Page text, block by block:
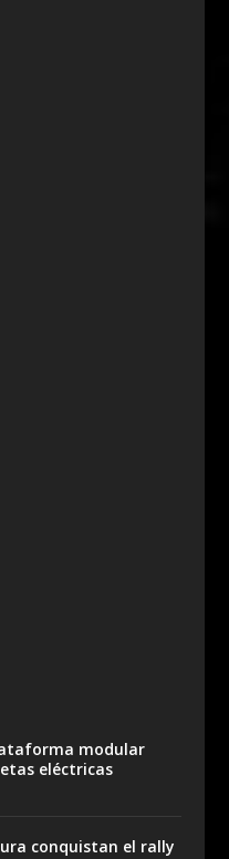
modular
eléctricas
conquistan el rally